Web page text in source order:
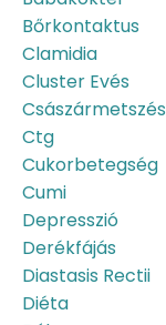
Bőrkontaktus
Clamidia
Cluster Evés
Császármetszés
Ctg
Cukorbetegség
Cumi
Depresszió
Derékfájás
Diastasis Rectii
Diéta